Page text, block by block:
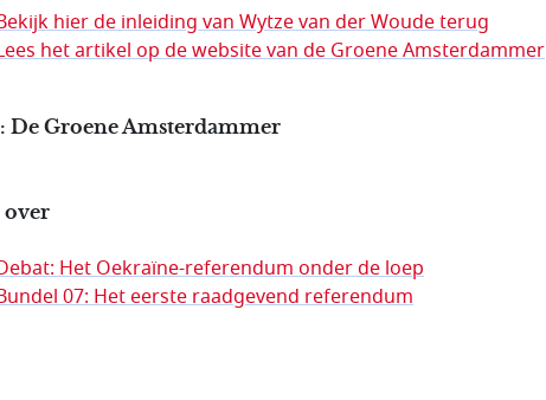
hier de inleiding van Wytze van der Woude terug
het artikel op de website van de Groene Amsterdammer
De Groene Amsterdammer
over
Het Oekraïne-referendum onder de loep
07: Het eerste raadgevend referendum